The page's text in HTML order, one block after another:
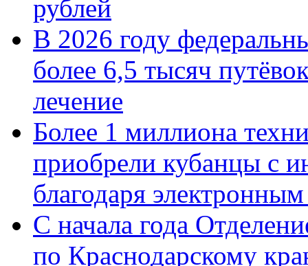
рублей
В 2026 году
более 6,5 тысяч
лечение
Более 1 миллиона
приобрели кубанцы с
благодаря
С начала года
по Краснодарскому